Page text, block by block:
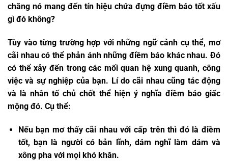
chăng nó mang đến tín hiệu chứa đựng điềm báo tốt xấu
gì đó không?
Tùy vào từng trường hợp với những ngữ cảnh cụ thể, mơ
cãi nhau có thể phản ánh những điềm báo khác nhau. Đó
có thể xảy đến trong các mối quan hệ xung quanh, công
việc và sự nghiệp của bạn. Lí do cãi nhau cũng tác động
và là nhân tố chủ chốt thể hiện ý nghĩa điềm báo giấc
mộng đó. Cụ thể:
Nếu bạn mơ thấy cãi nhau với cấp trên thì đó là điềm
tốt, bạn là người có bản lĩnh, dám nghĩ làm dám và
xông pha với mọi khó khăn.